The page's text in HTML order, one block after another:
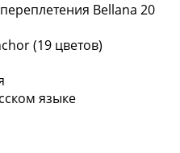
Bellana 20
(19 цветов)
языке